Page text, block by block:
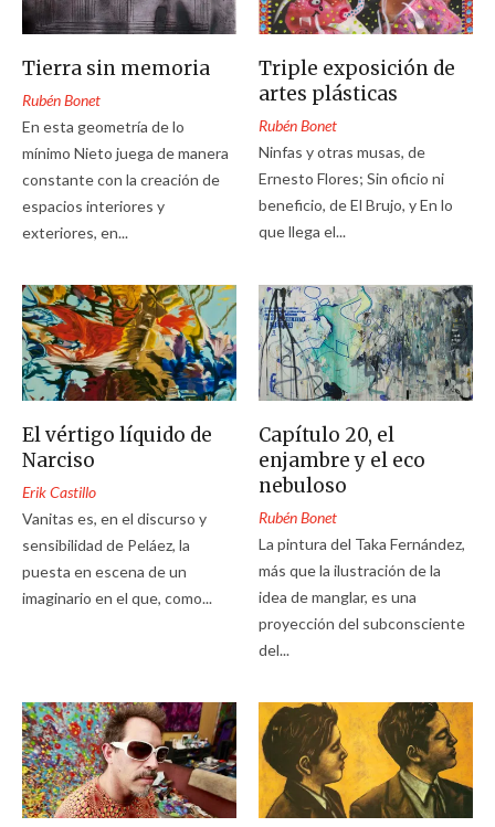
Tierra sin memoria
Rubén Bonet
En esta geometría de lo
mínimo Nieto juega de manera
constante con la creación de
espacios interiores y
exteriores, en...
Triple exposición de
artes plásticas
Rubén Bonet
Ninfas y otras musas, de
Ernesto Flores; Sin oficio ni
beneficio, de El Brujo, y En lo
que llega el...
El vértigo líquido de
Narciso
Erik Castillo
Vanitas es, en el discurso y
sensibilidad de Peláez, la
puesta en escena de un
imaginario en el que, como...
Capítulo 20, el
enjambre y el eco
nebuloso
Rubén Bonet
La pintura del Taka Fernández,
más que la ilustración de la
idea de manglar, es una
proyección del subconsciente
del...